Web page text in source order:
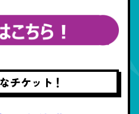
チケット！